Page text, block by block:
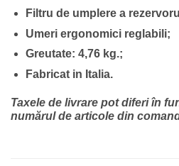
Filtru de umplere a
Umeri ergonomici reglabili;
Greutate: 4,76 kg.;
Fabricat in Italia.
Taxele de livrare pot diferi în
numărul de articole din